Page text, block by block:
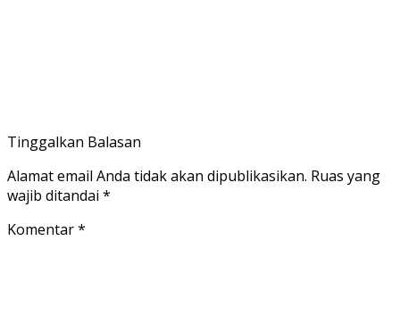
Tinggalkan Balasan
Alamat email Anda tidak akan dipublikasikan. Ruas yang
wajib ditandai *
Komentar*